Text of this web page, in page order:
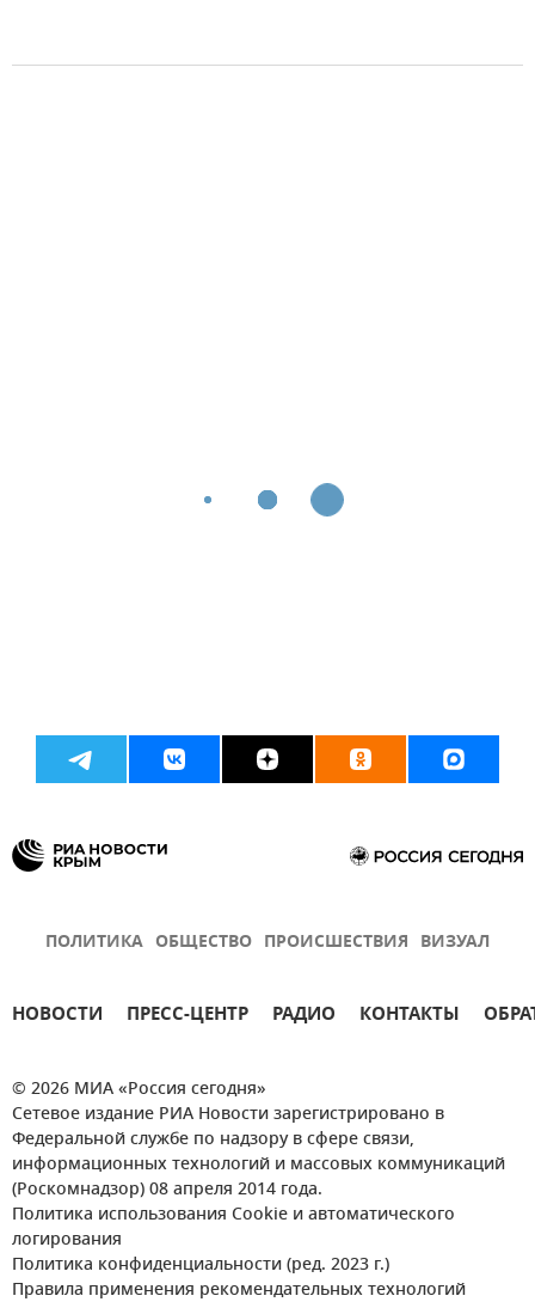
ПОЛИТИКА ОБЩЕСТВО ПРОИСШЕСТВИЯ ВИЗУАЛ
НОВОСТИ ПРЕСС-ЦЕНТР РАДИО КОНТАКТЫ
© 2026 МИА «Россия сегодня»
Сетевое издание РИА Новости зарегистрировано в
Федеральной службе по надзору в сфере связи,
информационных технологий и массовых коммуникаций
(Роскомнадзор) 08 апреля 2014 года.
Политика использования Cookie и автоматического
логирования
Политика конфиденциальности (ред. 2023 г.)
Правила применения рекомендательных технологий